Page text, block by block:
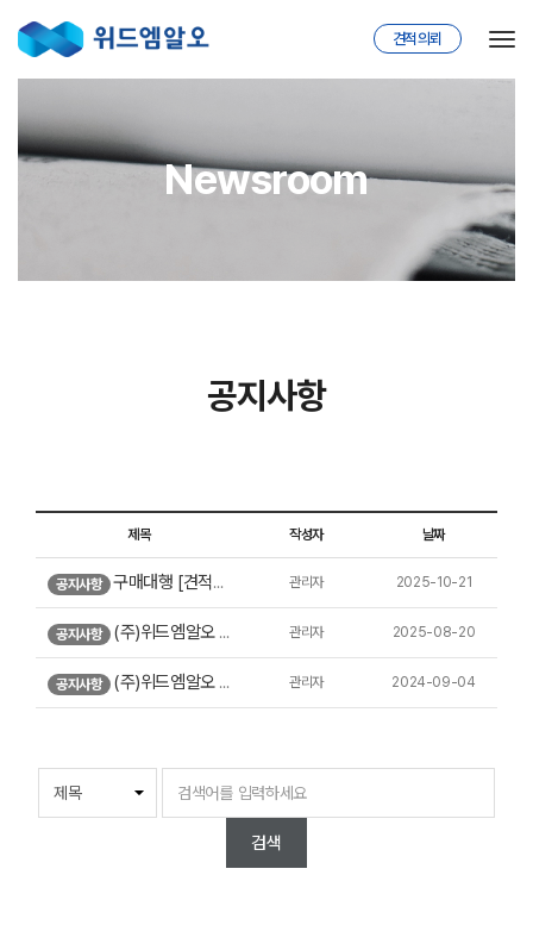
견적의뢰
Newsroom
공지사항
제목 작성자 날짜
공지사항 구매대행 [견적의뢰] 시스템 오픈 관리자 2025-10-21
공지사항 (주)위드엠알오 사회적 가치 인증서 현황 [다운로드] 관리자 2025-08-20
공지사항 (주)위드엠알오 홈페이지 오픈 (www.withmro.com) 관리자 2024-09-04
검색